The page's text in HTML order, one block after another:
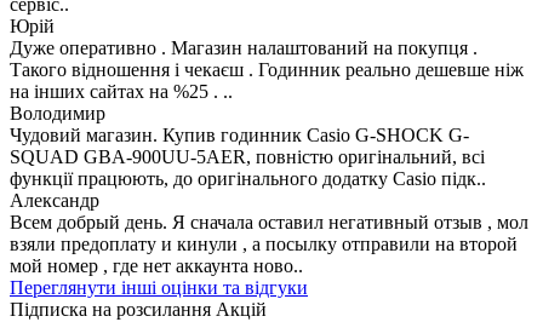
сервіс..
Юрій
Дуже оперативно . Магазин налаштований на покупця .
Такого відношення і чекаєш . Годинник реально дешевше ніж
на інших сайтах на %25 . ..
Володимир
Чудовий магазин. Купив годинник Casio G-SHOCK G-
SQUAD GBA-900UU-5AER, повністю оригінальний, всі
функції працюють, до оригінального додатку Casio підк..
Александр
Всем добрый день. Я сначала оставил негативный отзыв , мол
взяли предоплату и кинули , а посылку отправили на второй
мой номер , где нет аккаунта ново..
Переглянути інші оцінки та відгуки
Підписка на розсилання Акцій